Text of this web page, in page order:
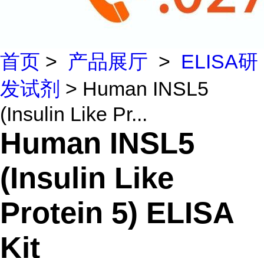
首页 > 产品展厅 > ELISA研
发试剂 > Human INSL5
(Insulin Like Pr...
Human INSL5
(Insulin Like
Protein 5) ELISA
Kit